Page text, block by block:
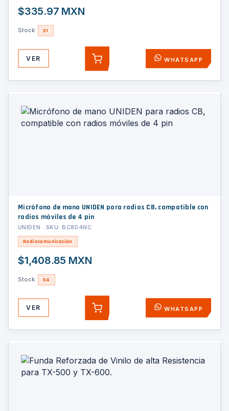
$335.97 MXN
Stock: 21
VER AGREGAR WHATSAPP
Micrófono de mano UNIDEN para radios CB, compatible con
radios móviles de 4 pin
UNIDEN · SKU: BC804NC
Radiocomunicación
$1,408.85 MXN
Stock: 54
VER AGREGAR WHATSAPP